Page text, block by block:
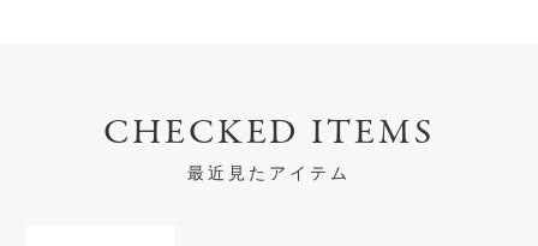
CHECKED ITEMS
最近見たアイテム